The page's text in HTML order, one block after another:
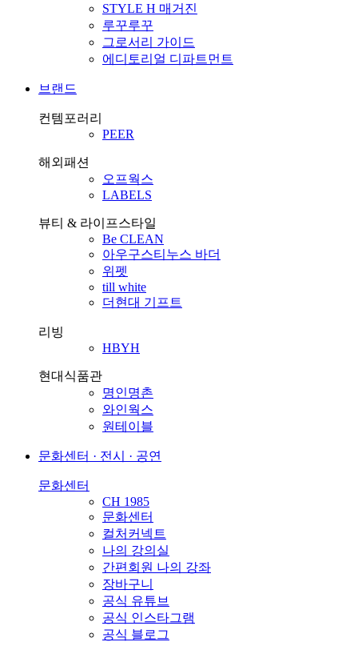
STYLE H 매거진
루꾸루꾸
그로서리 가이드
에디토리얼 디파트먼트
브랜드
컨템포러리
PEER
해외패션
오프웍스
LABELS
뷰티 & 라이프스타일
Be CLEAN
아우구스티누스 바더
위펫
till white
더현대 기프트
리빙
HBYH
현대식품관
명인명촌
와인웍스
원테이블
문화센터 · 전시 · 공연
문화센터
CH 1985
문화센터
컬처커넥트
나의 강의실
간편회원 나의 강좌
장바구니
공식 유튜브
공식 인스타그램
공식 블로그